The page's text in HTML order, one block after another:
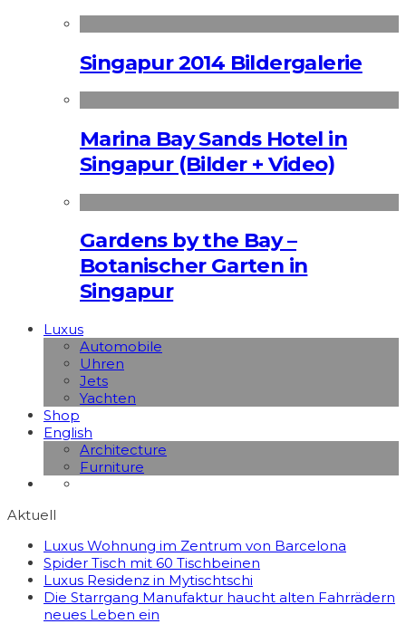
Singapur 2014 Bildergalerie
Marina Bay Sands Hotel in
Singapur (Bilder + Video)
Gardens by the Bay –
Botanischer Garten in
Singapur
Luxus
Automobile
Uhren
Jets
Yachten
Shop
English
Architecture
Furniture
Aktuell
Luxus Wohnung im Zentrum von Barcelona
Spider Tisch mit 60 Tischbeinen
Luxus Residenz in Mytischtschi
Die Starrgang Manufaktur haucht alten Fahrrädern
neues Leben ein